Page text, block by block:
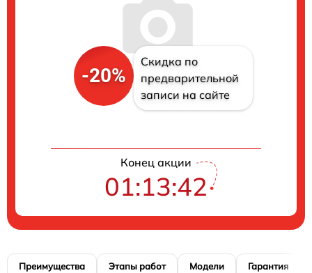
-20%
Скидка по
предварительной
записи на сайте
Конец акции
01:13:41
Преимущества Этапы работ Модели Гарантия